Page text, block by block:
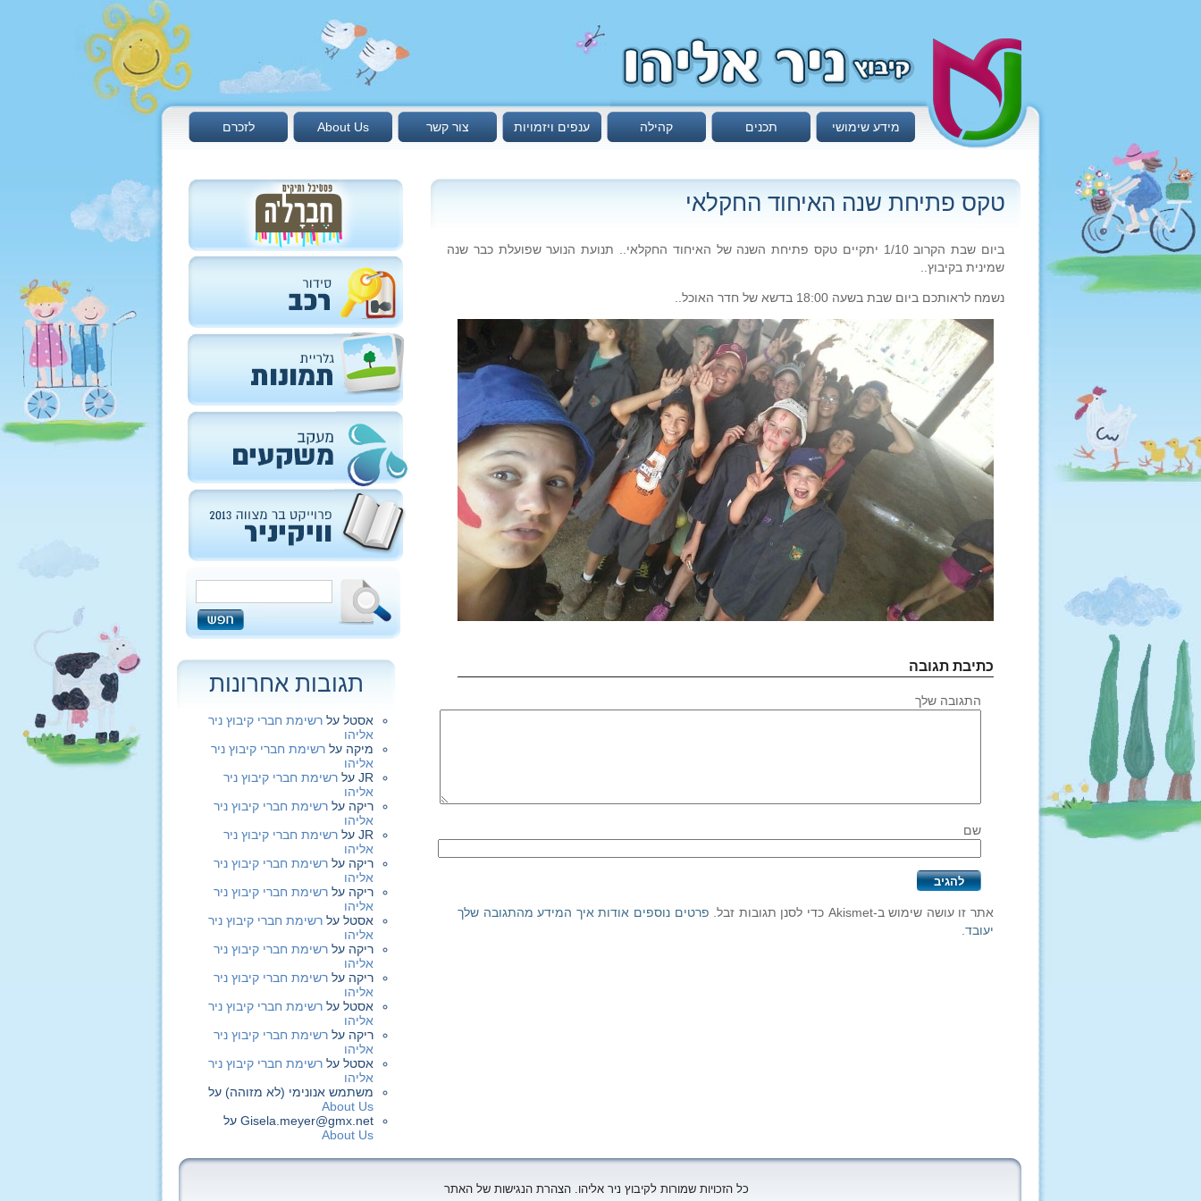
לזכרם About Us צור קשר ענפים ויזמויות קהילה תכנים מידע שימושי
טקס פתיחת שנה האיחוד החקלאי
ביום שבת הקרוב 1/10 יתקיים טקס פתיחת השנה של האיחוד החקלאי.. תנועת הנוער שפועלת כבר שנה
שמינית בקיבוץ..
נשמח לראותכם ביום שבת בשעה 18:00 בדשא של חדר האוכל..
כתיבת תגובה
התגובה שלך
שם
אתר זו עושה שימוש ב-Akismet כדי לסנן תגובות זבל.
פרטים נוספים אודות איך המידע מהתגובה שלך
יעובד
תגובות אחרונות
אסטל על רשימת חברי קיבוץ ניר
אליהו
מיקה על רשימת חברי קיבוץ ניר
אליהו
JR על רשימת חברי קיבוץ ניר
אליהו
ריקה על רשימת חברי קיבוץ ניר
אליהו
JR על רשימת חברי קיבוץ ניר
אליהו
ריקה על רשימת חברי קיבוץ ניר
אליהו
ריקה על רשימת חברי קיבוץ ניר
אליהו
אסטל על רשימת חברי קיבוץ ניר
אליהו
ריקה על רשימת חברי קיבוץ ניר
אליהו
ריקה על רשימת חברי קיבוץ ניר
אליהו
אסטל על רשימת חברי קיבוץ ניר
אליהו
ריקה על רשימת חברי קיבוץ ניר
אליהו
אסטל על רשימת חברי קיבוץ ניר
אליהו
משתמש אנונימי (לא מזוהה) על
About Us
Gisela.meyer@gmx.net על
About Us
כל הזכויות שמורות לקיבוץ ניר אליהו. הצהרת הנגישות של האתר